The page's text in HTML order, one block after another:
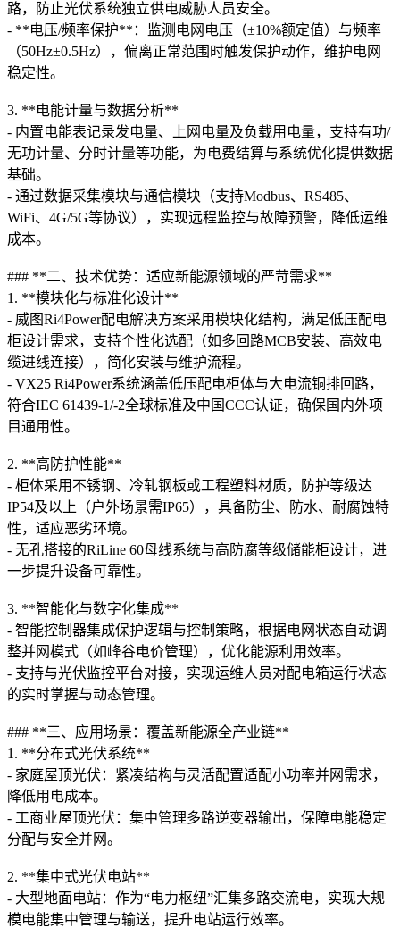
路，防止光伏系统独立供电威胁人员安全。
- **电压/频率保护**：监测电网电压（±10%额定值）与频率
（50Hz±0.5Hz），偏离正常范围时触发保护动作，维护电网
稳定性。
3. **电能计量与数据分析**
- 内置电能表记录发电量、上网电量及负载用电量，支持有功/
无功计量、分时计量等功能，为电费结算与系统优化提供数据
基础。
- 通过数据采集模块与通信模块（支持Modbus、RS485、
WiFi、4G/5G等协议），实现远程监控与故障预警，降低运维
成本。
### **二、技术优势：适应新能源领域的严苛需求**
1. **模块化与标准化设计**
- 威图Ri4Power配电解决方案采用模块化结构，满足低压配电
柜设计需求，支持个性化选配（如多回路MCB安装、高效电
缆进线连接），简化安装与维护流程。
- VX25 Ri4Power系统涵盖低压配电柜体与大电流铜排回路，
符合IEC 61439-1/-2全球标准及中国CCC认证，确保国内外项
目通用性。
2. **高防护性能**
- 柜体采用不锈钢、冷轧钢板或工程塑料材质，防护等级达
IP54及以上（户外场景需IP65），具备防尘、防水、耐腐蚀特
性，适应恶劣环境。
- 无孔搭接的RiLine 60母线系统与高防腐等级储能柜设计，进
一步提升设备可靠性。
3. **智能化与数字化集成**
- 智能控制器集成保护逻辑与控制策略，根据电网状态自动调
整并网模式（如峰谷电价管理），优化能源利用效率。
- 支持与光伏监控平台对接，实现运维人员对配电箱运行状态
的实时掌握与动态管理。
### **三、应用场景：覆盖新能源全产业链**
1. **分布式光伏系统**
- 家庭屋顶光伏：紧凑结构与灵活配置适配小功率并网需求，
降低用电成本。
- 工商业屋顶光伏：集中管理多路逆变器输出，保障电能稳定
分配与安全并网。
2. **集中式光伏电站**
- 大型地面电站：作为“电力枢纽”汇集多路交流电，实现大规
模电能集中管理与输送，提升电站运行效率。